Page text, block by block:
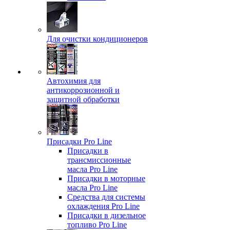
Для очистки кондиционеров
Автохимия для
антикоррозионной и
защитной обработки
Присадки Pro Line
Присадки в
трансмиссионные
масла Pro Line
Присадки в моторные
масла Pro Line
Средства для системы
охлаждения Pro Line
Присадки в дизельное
топливо Pro Line